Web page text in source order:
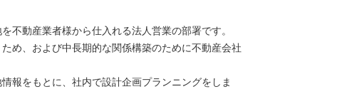
不動産業者様から仕入れる法人営業の部署です。
め、および中長期的な関係構築のために不動産会社
報をもとに、社内で設計企画プランニングをしま